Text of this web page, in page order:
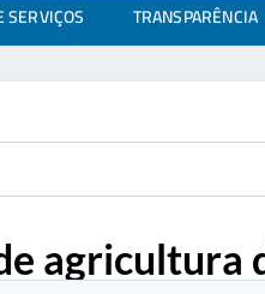
SERVIÇOS TRANSPARÊNCIA
agricultura